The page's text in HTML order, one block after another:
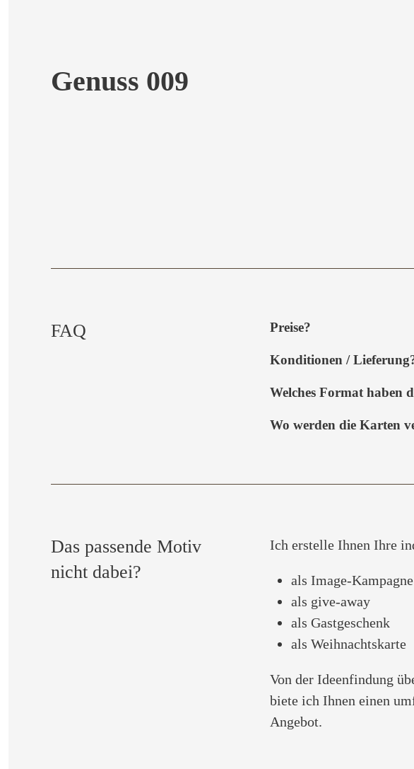
Genuss 009
FAQ Preise?
Konditionen /
Welches Format haben
Wo werden die Karten
Das passende Motiv
nicht dabei?
Ich erstelle Ihnen Ihre
als Image-Kampagne
als give-away
als Gastgeschenk
als Weihnachtskarte
Von der Ideenfindung
biete ich Ihnen einen
Angebot.